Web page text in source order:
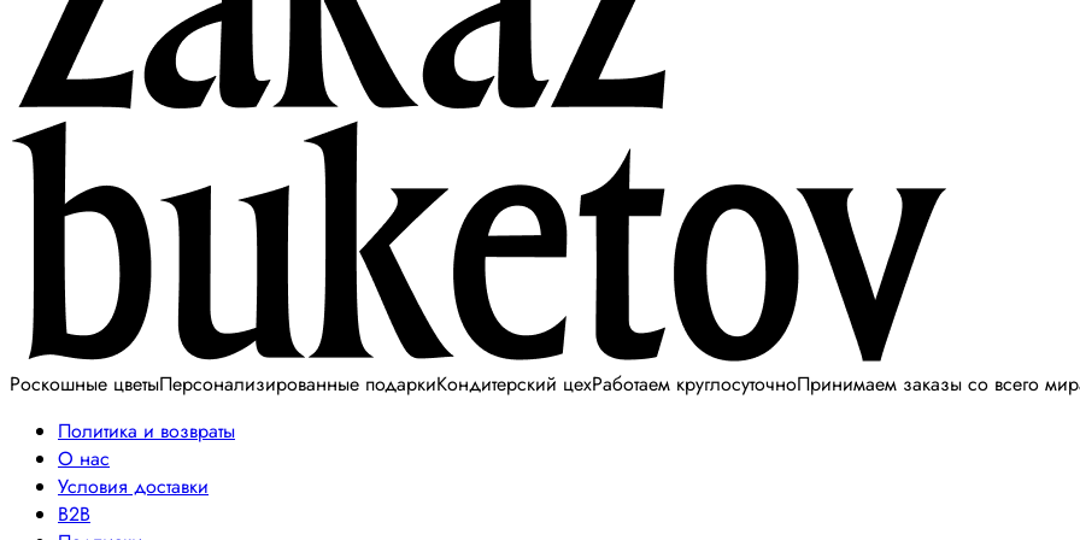
Роскошные цветыПерсонализированные подаркиКондитерский цехРаботаем круглосуточноПринимаем заказы со всего
Политика и возвраты
О нас
Условия доставки
B2B